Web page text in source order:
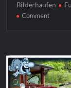
Bilderhaufen
Commenton